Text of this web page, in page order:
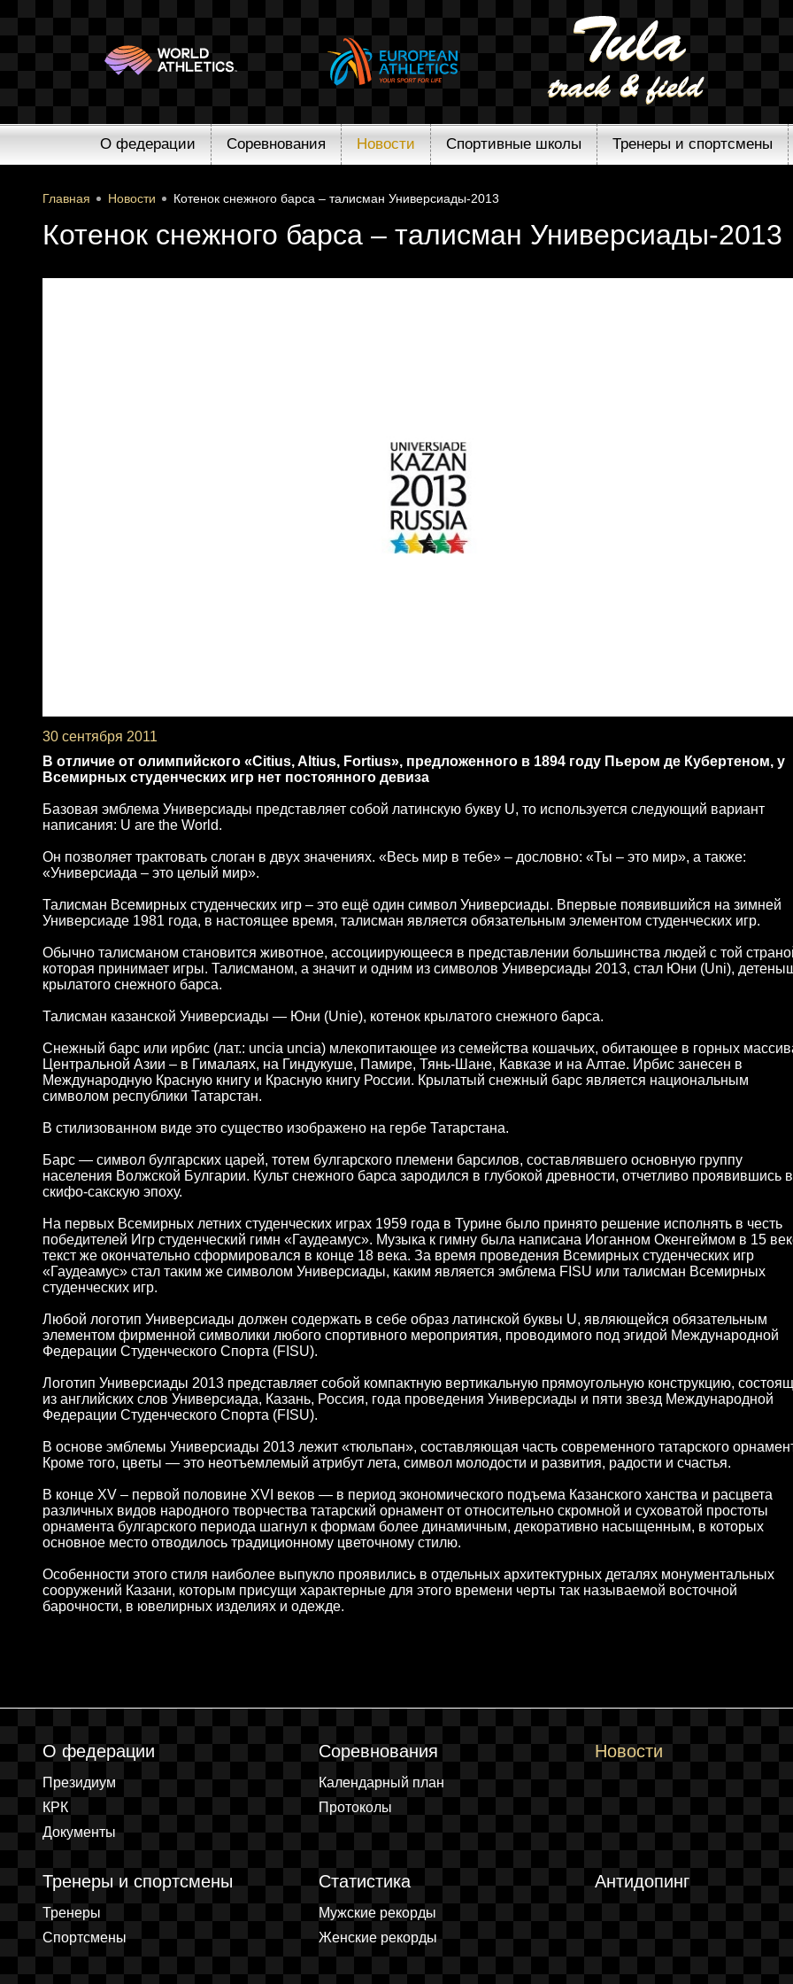
О федерации Соревнования Новости Спортивные школы Тренеры и спортсмены
Главная Новости Котенок снежного барса – талисман Универсиады-2013
Котенок снежного барса – талисман Универсиады-2013
30 сентября 2011
В отличие от олимпийского «Citius, Altius, Fortius», предложенного в 1894 году Пьером де Кубертеном, у
Всемирных студенческих игр нет постоянного девиза
Базовая эмблема Универсиады представляет собой латинскую букву U, то используется следующий вариант
написания: U are the World.
Он позволяет трактовать слоган в двух значениях. «Весь мир в тебе» – дословно: «Ты – это мир», а также:
«Универсиада – это целый мир».
Талисман Всемирных студенческих игр – это ещё один символ Универсиады. Впервые появившийся на зимней
Универсиаде 1981 года, в настоящее время, талисман является обязательным элементом студенческих игр.
Обычно талисманом становится животное, ассоциирующееся в представлении большинства людей с той
которая принимает игры. Талисманом, а значит и одним из символов Универсиады 2013, стал Юни (Uni),
крылатого снежного барса.
Талисман казанской Универсиады — Юни (Unie), котенок крылатого снежного барса.
Снежный барс или ирбис (лат.: uncia uncia) млекопитающее из семейства кошачьих, обитающее в горных
Центральной Азии – в Гималаях, на Гиндукуше, Памире, Тянь-Шане, Кавказе и на Алтае. Ирбис занесен в
Международную Красную книгу и Красную книгу России. Крылатый снежный барс является национальным
символом республики Татарстан.
В стилизованном виде это существо изображено на гербе Татарстана.
Барс — символ булгарских царей, тотем булгарского племени барсилов, составлявшего основную группу
населения Волжской Булгарии. Культ снежного барса зародился в глубокой древности, отчетливо проявившись в
скифо-сакскую эпоху.
На первых Всемирных летних студенческих играх 1959 года в Турине было принято решение исполнять в честь
победителей Игр студенческий гимн «Гаудеамус». Музыка к гимну была написана Иоганном Окенгеймом в 15
текст же окончательно сформировался в конце 18 века. За время проведения Всемирных студенческих игр
«Гаудеамус» стал таким же символом Универсиады, каким является эмблема FISU или талисман Всемирных
студенческих игр.
Любой логотип Универсиады должен содержать в себе образ латинской буквы U, являющейся обязательным
элементом фирменной символики любого спортивного мероприятия, проводимого под эгидой Международной
Федерации Студенческого Спорта (FISU).
Логотип Универсиады 2013 представляет собой компактную вертикальную прямоугольную конструкцию,
из английских слов Универсиада, Казань, Россия, года проведения Универсиады и пяти звезд Международной
Федерации Студенческого Спорта (FISU).
В основе эмблемы Универсиады 2013 лежит «тюльпан», составляющая часть современного татарского
Кроме того, цветы — это неотъемлемый атрибут лета, символ молодости и развития, радости и счастья.
В конце XV – первой половине XVI веков — в период экономического подъема Казанского ханства и расцвета
различных видов народного творчества татарский орнамент от относительно скромной и суховатой простоты
орнамента булгарского периода шагнул к формам более динамичным, декоративно насыщенным, в которых
основное место отводилось традиционному цветочному стилю.
Особенности этого стиля наиболее выпукло проявились в отдельных архитектурных деталях монументальных
сооружений Казани, которым присущи характерные для этого времени черты так называемой восточной
барочности, в ювелирных изделиях и одежде.
О федерации
Президиум
КРК
Документы
Соревнования
Календарный план
Протоколы
Новости
Тренеры и спортсмены
Тренеры
Спортсмены
Статистика
Мужские рекорды
Женские рекорды
Антидопинг